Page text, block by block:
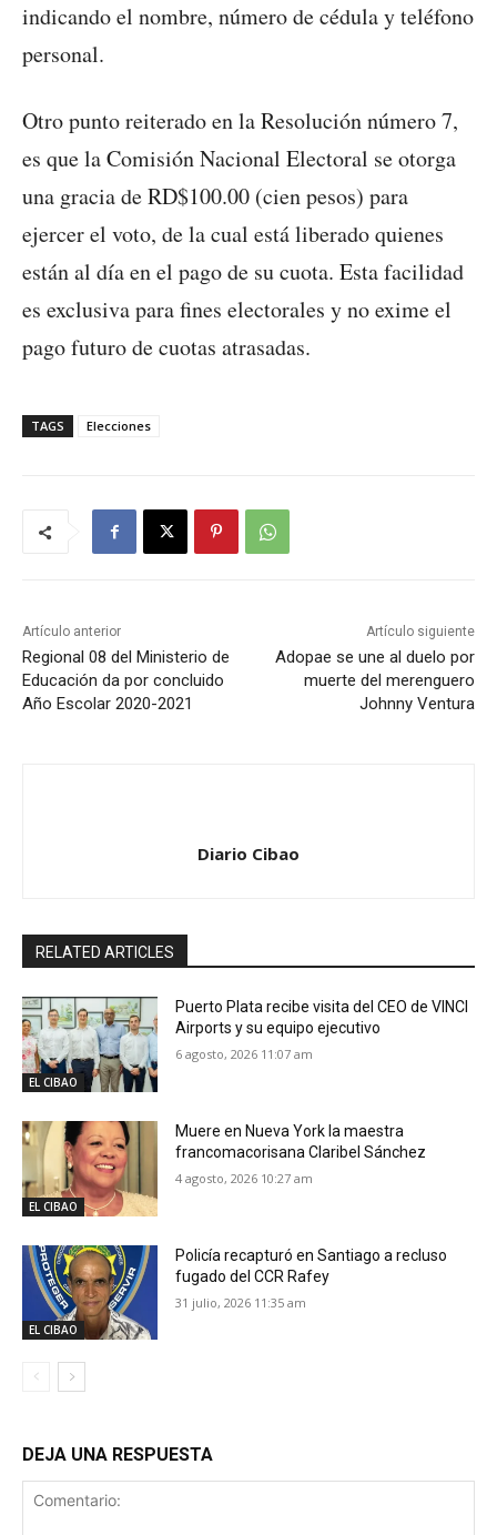
indicando el nombre, número de cédula y teléfono
personal.
Otro punto reiterado en la Resolución número 7,
es que la Comisión Nacional Electoral se otorga
una gracia de RD$100.00 (cien pesos) para
ejercer el voto, de la cual está liberado quienes
están al día en el pago de su cuota. Esta facilidad
es exclusiva para fines electorales y no exime el
pago futuro de cuotas atrasadas.
TAGS Elecciones
Artículo anterior
Regional 08 del Ministerio de
Educación da por concluido
Año Escolar 2020-2021
Artículo siguiente
Adopae se une al duelo por
muerte del merenguero
Johnny Ventura
Diario Cibao
RELATED ARTICLES
EL CIBAO
Puerto Plata recibe visita del CEO de VINCI
Airports y su equipo ejecutivo
6 agosto, 2026 11:07 am
EL CIBAO
Muere en Nueva York la maestra
francomacorisana Claribel Sánchez
4 agosto, 2026 10:27 am
EL CIBAO
Policía recapturó en Santiago a recluso
fugado del CCR Rafey
31 julio, 2026 11:35 am
DEJA UNA RESPUESTA